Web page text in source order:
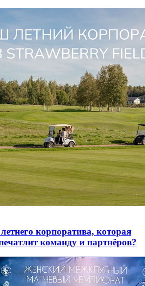
корпоратива, которая
команду и партнёров?